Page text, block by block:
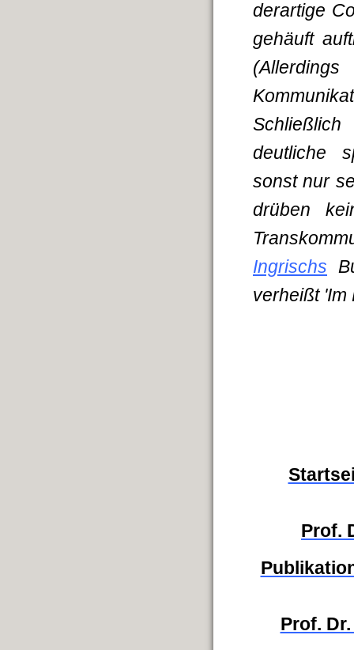
derartige
gehäuft
deutliche
sonst nur
drüben
Ingrischs
verheißt 'Im
Prof.
Prof.